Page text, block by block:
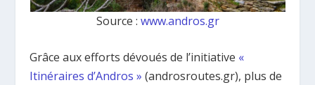
Source : www.andros.gr
Grâce aux efforts dévoués de l’initiative «
Itinéraires d’Andros »(androsroutes.gr), plus de